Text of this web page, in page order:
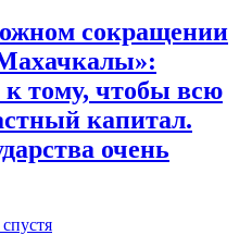
сокращении
тому, чтобы всю
капитал.
очень